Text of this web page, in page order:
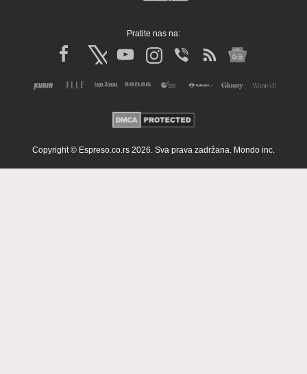
Pratite nas na:
Copyright © Espreso.co.rs 2026. Sva prava zadržana. Mondo inc.